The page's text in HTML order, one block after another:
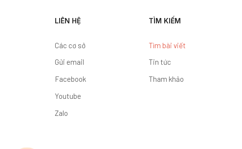
LIÊN HỆ
Các cơ sở
Gửi email
Facebook
Youtube
Zalo
TÌM KIẾM
Tìm bài viết
Tin tức
Tham khảo